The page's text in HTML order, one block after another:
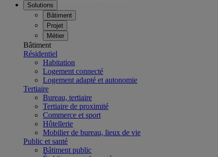
Solutions
Bâtiment
Projet
Métier
Bâtiment
Résidentiel
Habitation
Logement connecté
Logement adapté et autonomie
Tertiaire
Bureau, tertiaire
Tertiaire de proximité
Commerce et sport
Hôtellerie
Mobilier de bureau, lieux de vie
Public et santé
Bâtiment public